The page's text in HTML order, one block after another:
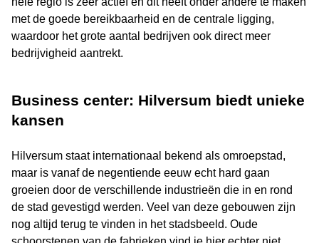
met de goede bereikbaarheid en de centrale ligging,
waardoor het grote aantal bedrijven ook direct meer
bedrijvigheid aantrekt.
Business center: Hilversum biedt unieke
kansen
Hilversum staat internationaal bekend als omroepstad,
maar is vanaf de negentiende eeuw echt hard gaan
groeien door de verschillende industrieën die in en rond
de stad gevestigd werden. Veel van deze gebouwen zijn
nog altijd terug te vinden in het stadsbeeld. Oude